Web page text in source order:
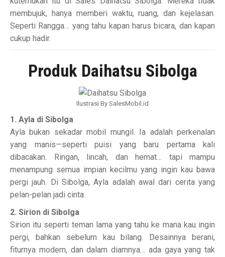
membujuk, hanya memberi waktu, ruang, dan kejelasan.
Seperti Rangga… yang tahu kapan harus bicara, dan kapan
cukup hadir.
Produk Daihatsu Sibolga
Ilustrasi By SalesMobil.id
1. Ayla di Sibolga
Ayla bukan sekadar mobil mungil. Ia adalah perkenalan
yang manis—seperti puisi yang baru pertama kali
dibacakan. Ringan, lincah, dan hemat… tapi mampu
menampung semua impian kecilmu yang ingin kau bawa
pergi jauh. Di Sibolga, Ayla adalah awal dari cerita yang
pelan-pelan jadi cinta.
2. Sirion di Sibolga
Sirion itu seperti teman lama yang tahu ke mana kau ingin
pergi, bahkan sebelum kau bilang. Desainnya berani,
fiturnya modern, dan dalam diamnya… ada gaya yang tak